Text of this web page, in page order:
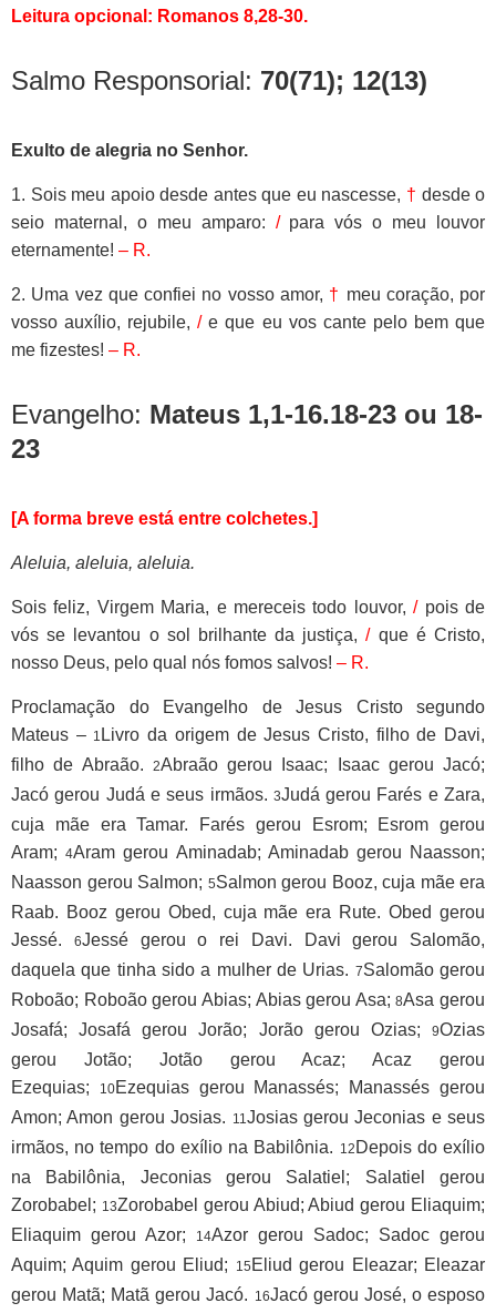
Leitura opcional: Romanos 8,28-30.
Salmo Responsorial: 70(71); 12(13)
Exulto de alegria no Senhor.
1. Sois meu apoio desde antes que eu nascesse, † desde o
seio maternal, o meu amparo: /para vós o meu louvor
eternamente! – R.
2. Uma vez que confiei no vosso amor, † meu coração, por
vosso auxílio, rejubile,/e que eu vos cante pelo bem que
me fizestes! – R.
Evangelho: Mateus 1,1-16.18-23 ou 18-
23
[A forma breve está entre colchetes.]
Aleluia, aleluia, aleluia.
Sois feliz, Virgem Maria, e mereceis todo louvor,/pois de
vós se levantou o sol brilhante da justiça,/que é Cristo,
nosso Deus, pelo qual nós fomos salvos! – R.
Proclamação do Evangelho de Jesus Cristo segundo
Mateus – 1 Livro da origem de Jesus Cristo, filho de Davi,
filho de Abraão.
2Abraão gerou Isaac; Isaac gerou Jacó;
Jacó gerou Judá e seus irmãos. 3Judá gerou Farés e Zara,
cuja mãe era Tamar. Farés gerou Esrom; Esrom gerou
Aram;4Aram gerou Aminadab; Aminadab gerou Naasson;
Naasson gerou Salmon; 5Salmon gerou Booz, cuja mãe era
Raab. Booz gerou Obed, cuja mãe era Rute. Obed gerou
Jessé.
6Jessé gerou o rei Davi. Davi gerou Salomão,
daquela que tinha sido a mulher de Urias. 7Salomão gerou
Roboão; Roboão gerou Abias; Abias gerou Asa;8Asa gerou
Josafá; Josafá gerou Jorão; Jorão gerou Ozias;
9Ozias
gerou Jotão; Jotão gerou Acaz; Acaz gerou
Ezequias;
10Ezequias gerou Manassés; Manassés gerou
Amon; Amon gerou Josias. 11Josias gerou Jeconias e seus
irmãos, no tempo do exílio na Babilônia. 12 Depois do exílio
na Babilônia, Jeconias gerou Salatiel; Salatiel gerou
Zorobabel; 13Zorobabel gerou Abiud; Abiud gerou Eliaquim;
Eliaquim gerou Azor;
14Azor gerou Sadoc; Sadoc gerou
Aquim; Aquim gerou Eliud;
15 Eliud gerou Eleazar; Eleazar
gerou Matã; Matã gerou Jacó. 16Jacó gerou José, o esposo